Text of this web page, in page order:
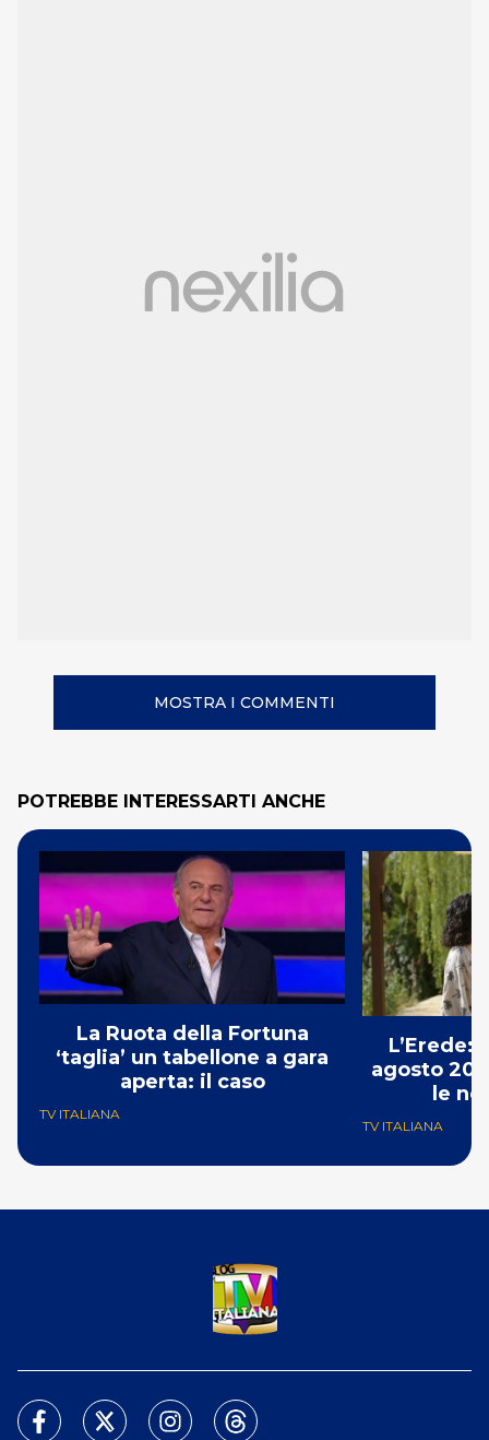
MOSTRA I COMMENTI
POTREBBE INTERESSARTI ANCHE
La Ruota della Fortuna
‘taglia’ un tabellone a gara
aperta: il caso
TV ITALIANA
L’Erede:
agosto
le
TV ITALIANA